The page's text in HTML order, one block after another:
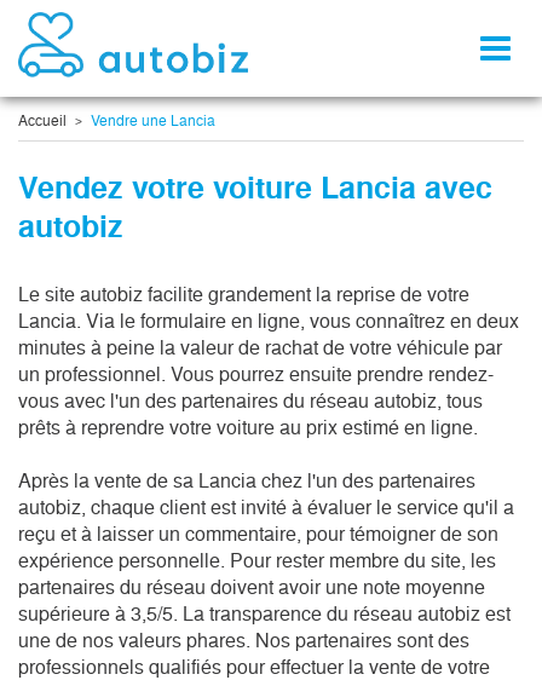
Accueil Vendre une Lancia
Vendez votre voiture Lancia avec
autobiz
Le site autobiz facilite grandement la reprise de votre
Lancia. Via le formulaire en ligne, vous connaîtrez en deux
minutes à peine la valeur de rachat de votre véhicule par
un professionnel. Vous pourrez ensuite prendre rendez-
vous avec l'un des partenaires du réseau autobiz, tous
prêts à reprendre votre voiture au prix estimé en ligne.
Après la vente de sa Lancia chez l'un des partenaires
autobiz, chaque client est invité à évaluer le service qu'il a
reçu et à laisser un commentaire, pour témoigner de son
expérience personnelle. Pour rester membre du site, les
partenaires du réseau doivent avoir une note moyenne
supérieure à 3,5/5. La transparence du réseau autobiz est
une de nos valeurs phares. Nos partenaires sont des
professionnels qualifiés pour effectuer la vente de votre